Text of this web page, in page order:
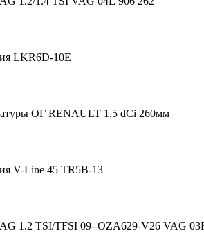
LKR6D-10E
ОГ RENAULT 1.5 dCi 260мм
V-Line 45 TR5B-13
1.2 TSI/TFSI 09- OZA629-V26 VAG